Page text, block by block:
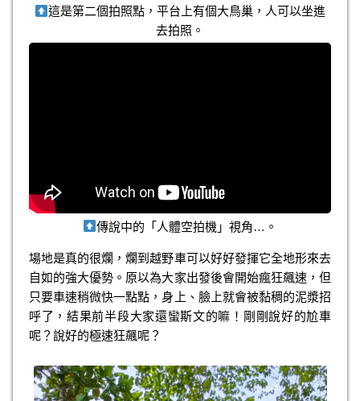
這是第二個拍照點，平台上有個大鳥巢，人可以坐進
去拍照。
傳說中的「人體空拍機」視角…。
場地是真的很爛，爛到越野車可以好好發揮它全地形來去
自如的強大優勢。原以為大家出發後會開始瘋狂飆速，但
只要車速稍微快一點點，身上、臉上就會被黏稠的泥漿招
呼了，結果前半段大家還蠻斯文的嘛！剛剛說好的尬車
呢？說好的極速狂飆呢？